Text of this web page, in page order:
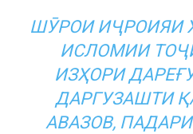
ШӮРОИ ИҶРОИЯИ
ИСЛОМИИ
ИЗҲОРИ
ДАРГУЗАШТИ
АВАЗОВ,